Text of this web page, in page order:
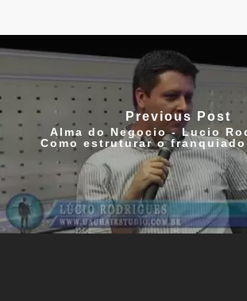
Previous Post
Alma do Negocio - Lucio
Como estruturar o